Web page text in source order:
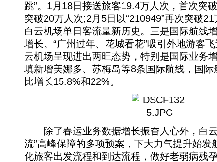
跳”。1月18日接送旅客19.4万人次，首次突
突破20万人次;2月5日以“210949”再次突破
白云机场单日客流量新历史。三是国际航线
增长。“广州过年、花城看花”吸引外地游客
云机场呈现进出两旺态势，特别是国际业务
填新增美娜多、苏梅岛等8条国际航线，国
比增长15.8%和22%。
除了春运业务数据增长振奋人心外，白云
流”高峰保障的多项预案，下大力气提升始发
化旅客出发流程和到达流程，做好老弱病残